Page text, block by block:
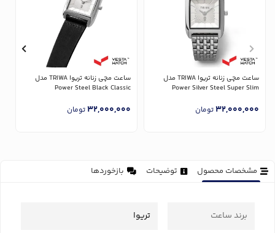
ساعت مچی زنانه تریوا TRIWA مدل
Power Silver Steel Super Slim
32,000,000تومان
ساعت مچی زنانه تریوا TRIWA مدل
Power Steel Black Classic
32,000,000تومان
مشخصات محصول توضیحات بازخوردها
برند ساعت تریوا